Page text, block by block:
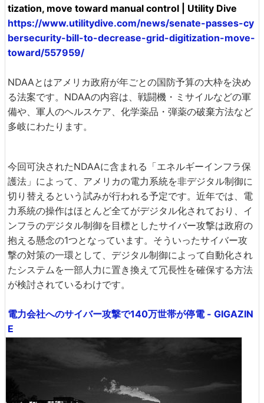
tization, move toward manual control | Utility Dive
https://www.utilitydive.com/news/senate-passes-cy
bersecurity-bill-to-decrease-grid-digitization-move-
toward/557959/
NDAAとはアメリカ政府が年ごとの国防予算の大枠を決め
る法案です。NDAAの内容は、戦闘機・ミサイルなどの軍
備や、軍人のヘルスケア、化学薬品・弾薬の破棄方法など
多岐にわたります。
今回可決されたNDAAに含まれる「エネルギーインフラ保
護法」によって、アメリカの電力系統を非デジタル制御に
切り替えるという試みが行われる予定です。近年では、電
力系統の操作はほとんど全てがデジタル化されており、イ
ンフラのデジタル制御を目標としたサイバー攻撃は政府の
抱える懸念の1つとなっています。そういったサイバー攻
撃の対策の一環として、デジタル制御によって自動化され
たシステムを一部人力に置き換えて冗長性を確保する方法
が検討されているわけです。
電力会社へのサイバー攻撃で140万世帯が停電 - GIGAZIN
E